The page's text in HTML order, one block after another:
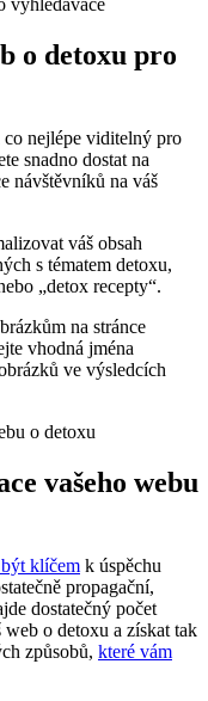
o detoxu pro
co nejlépe viditelný pro
snadno dostat na
návštěvníků na váš
váš obsah
s tématem detoxu,
„detox recepty“.
na stránce
vhodná jména
ve výsledcích
vašeho webu
klíčem k úspěchu
propagační,
dostatečný počet
o detoxu a získat tak
způsobů, které vám